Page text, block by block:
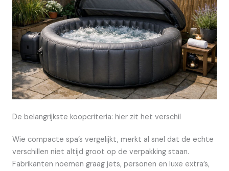
De belangrijkste koopcriteria: hier zit het verschil
Wie compacte spa’s vergelijkt, merkt al snel dat de echte
verschillen niet altijd groot op de verpakking staan.
Fabrikanten noemen graag jets, personen en luxe extra’s,